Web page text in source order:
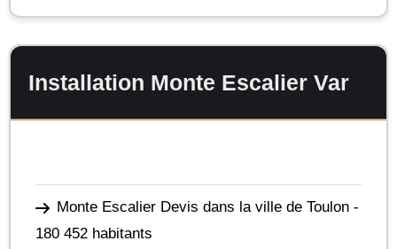
Installation Monte Escalier Var
Monte Escalier Devis dans la ville de Toulon -
180 452 habitants